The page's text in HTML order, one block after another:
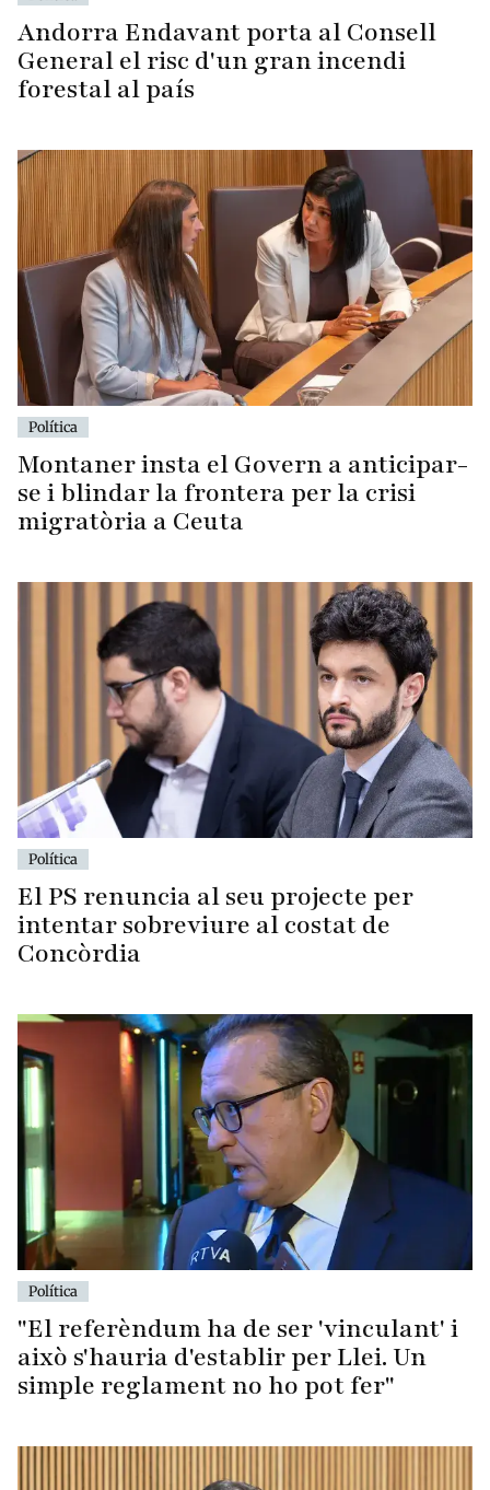
Andorra Endavant porta al Consell
General el risc d'un gran incendi
forestal al país
Política
Montaner insta el Govern a anticipar-
se i blindar la frontera per la crisi
migratòria a Ceuta
Política
El PS renuncia al seu projecte per
intentar sobreviure al costat de
Concòrdia
Política
"El referèndum ha de ser 'vinculant' i
això s'hauria d'establir per Llei. Un
simple reglament no ho pot fer"